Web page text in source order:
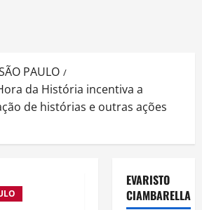
PAULO
da História incentiva a
de histórias e outras ações
EVARISTO
CIAMBARELLA